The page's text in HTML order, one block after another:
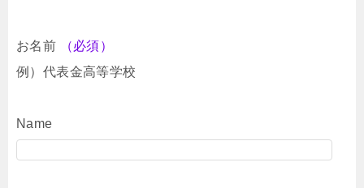
お名前
（必須）
例）代表金高等学校
Name